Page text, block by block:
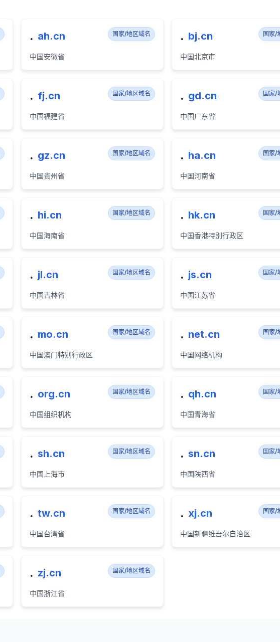
. ah.cn 国家/地区域名
中国安徽省
. bj.cn 国家/
中国北京市
. fj.cn 国家/地区域名
中国福建省
. gd.cn 国家/
中国广东省
. gz.cn 国家/地区域名
中国贵州省
. ha.cn 国家/
中国河南省
. hi.cn 国家/地区域名
中国海南省
. hk.cn 国家/
中国香港特别行政区
. jl.cn 国家/地区域名
中国吉林省
. js.cn 国家/
中国江苏省
. mo.cn 国家/地区域名
中国澳门特别行政区
. net.cn 国家/
中国网络机构
. org.cn 国家/地区域名
中国组织机构
. qh.cn 国家/
中国青海省
. sh.cn 国家/地区域名
中国上海市
. sn.cn 国家/
中国陕西省
. tw.cn 国家/地区域名
中国台湾省
. xj.cn 国家/
中国新疆维吾尔自治区
. zj.cn 国家/地区域名
中国浙江省